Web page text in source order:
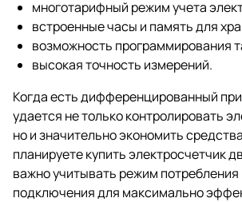
многотарифный режим учета
встроенные часы и память для
возможность программирования
высокая точность измерений.
Когда есть дифференцированный
удается не только контролировать
но и значительно экономить
планируете купить электросчетчик
важно учитывать режим потребления
подключения для максимально